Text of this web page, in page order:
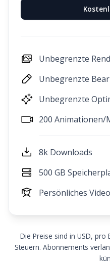
Unbegrenzte
Unbegrenzte
Unbegrenzte
200 Animationen/
8k Downloads
500 GB
Persönliches
Die Preise sind in USD,
Steuern. Abonnements